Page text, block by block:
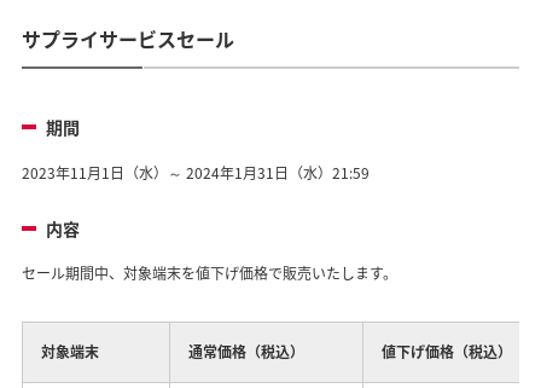
サプライサービスセール
期間
2023年11月1日（水）～ 2024年1月31日（水）21:59
内容
セール期間中、対象端末を値下げ価格で販売いたします。
対象端末 通常価格（税込） 値下げ価格（税込）